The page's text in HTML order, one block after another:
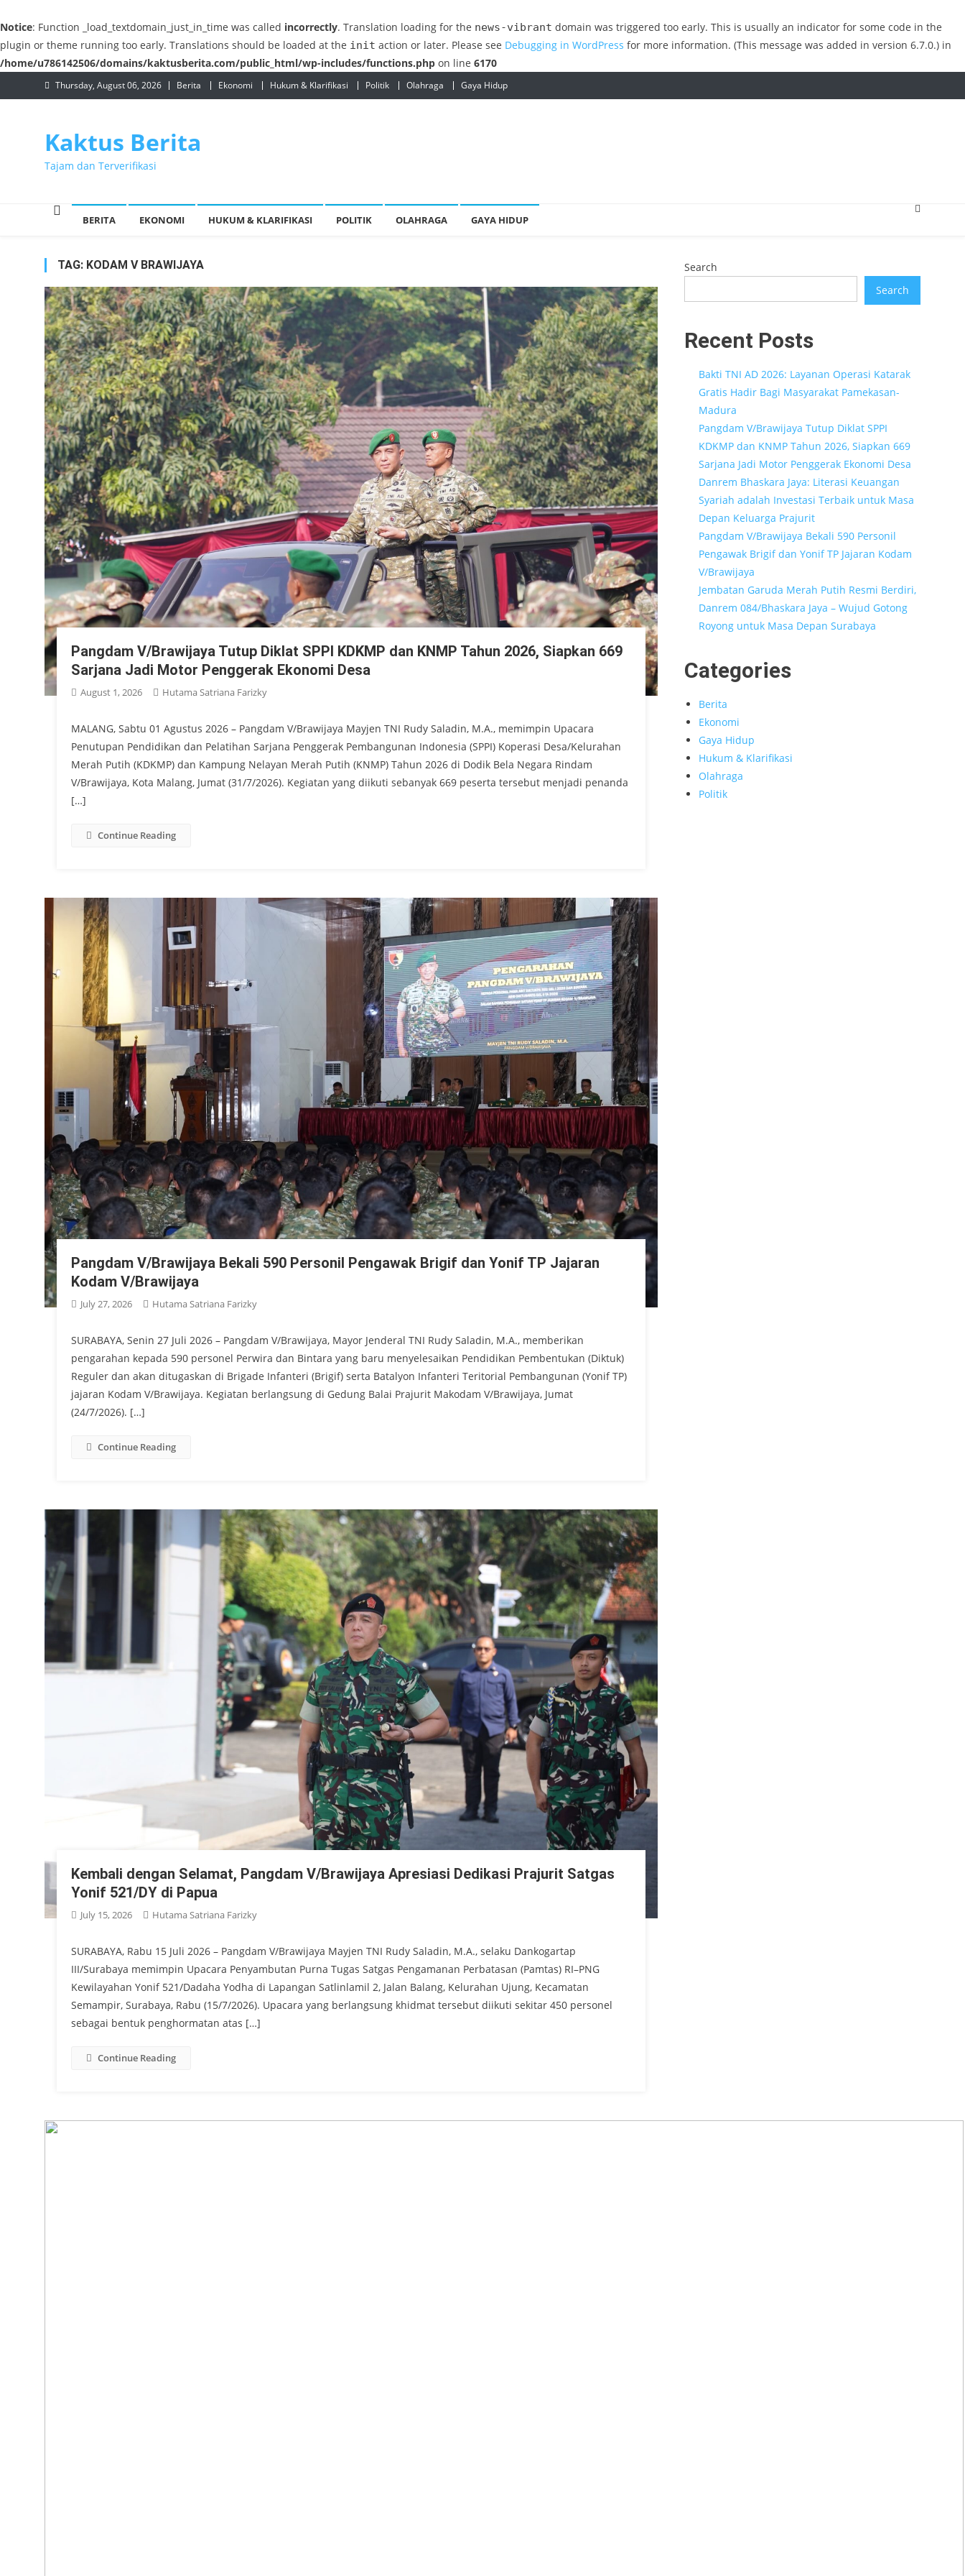
Notice: Function _load_textdomain_just_in_time was called incorrectly. Translation loading for the news-vibrant domain was triggered too early. This is usually an indicator for some code in the
plugin or theme running too early. Translations should be loaded at the init action or later. Please see Debugging in WordPress for more information. (This message was added in version 6.7.0.) in
/home/u786142506/domains/kaktusberita.com/public_html/wp-includes/functions.php on line 6170
to
Thursday, August 06, 2026 Berita Ekonomi Hukum & Klarifikasi Politik Olahraga Gaya Hidup
Kaktus Berita
Tajam dan Terverifikasi
BERITA EKONOMI HUKUM & KLARIFIKASI POLITIK OLAHRAGA GAYA HIDUP
TAG: KODAM V BRAWIJAYA
Pangdam V/Brawijaya Tutup Diklat SPPI KDKMP dan KNMP Tahun 2026, Siapkan 669
Sarjana Jadi Motor Penggerak Ekonomi Desa
August 1, 2026 Hutama Satriana Farizky
MALANG, Sabtu 01 Agustus 2026 – Pangdam V/Brawijaya Mayjen TNI Rudy Saladin, M.A., memimpin Upacara
Penutupan Pendidikan dan Pelatihan Sarjana Penggerak Pembangunan Indonesia (SPPI) Koperasi Desa/Kelurahan
Merah Putih (KDKMP) dan Kampung Nelayan Merah Putih (KNMP) Tahun 2026 di Dodik Bela Negara Rindam
V/Brawijaya, Kota Malang, Jumat (31/7/2026). Kegiatan yang diikuti sebanyak 669 peserta tersebut menjadi penanda
[…]
Continue Reading
Pangdam V/Brawijaya Bekali 590 Personil Pengawak Brigif dan Yonif TP Jajaran
Kodam V/Brawijaya
July 27, 2026 Hutama Satriana Farizky
SURABAYA, Senin 27 Juli 2026 – Pangdam V/Brawijaya, Mayor Jenderal TNI Rudy Saladin, M.A., memberikan
pengarahan kepada 590 personel Perwira dan Bintara yang baru menyelesaikan Pendidikan Pembentukan (Diktuk)
Reguler dan akan ditugaskan di Brigade Infanteri (Brigif) serta Batalyon Infanteri Teritorial Pembangunan (Yonif TP)
jajaran Kodam V/Brawijaya. Kegiatan berlangsung di Gedung Balai Prajurit Makodam V/Brawijaya, Jumat
(24/7/2026). […]
Continue Reading
Kembali dengan Selamat, Pangdam V/Brawijaya Apresiasi Dedikasi Prajurit Satgas
Yonif 521/DY di Papua
July 15, 2026 Hutama Satriana Farizky
SURABAYA, Rabu 15 Juli 2026 – Pangdam V/Brawijaya Mayjen TNI Rudy Saladin, M.A., selaku Dankogartap
III/Surabaya memimpin Upacara Penyambutan Purna Tugas Satgas Pengamanan Perbatasan (Pamtas) RI–PNG
Kewilayahan Yonif 521/Dadaha Yodha di Lapangan Satlinlamil 2, Jalan Balang, Kelurahan Ujung, Kecamatan
Semampir, Surabaya, Rabu (15/7/2026). Upacara yang berlangsung khidmat tersebut diikuti sekitar 450 personel
sebagai bentuk penghormatan atas […]
Continue Reading
Search
Search
Recent Posts
Bakti TNI AD 2026: Layanan Operasi Katarak
Gratis Hadir Bagi Masyarakat Pamekasan-
Madura
Pangdam V/Brawijaya Tutup Diklat SPPI
KDKMP dan KNMP Tahun 2026, Siapkan 669
Sarjana Jadi Motor Penggerak Ekonomi Desa
Danrem Bhaskara Jaya: Literasi Keuangan
Syariah adalah Investasi Terbaik untuk Masa
Depan Keluarga Prajurit
Pangdam V/Brawijaya Bekali 590 Personil
Pengawak Brigif dan Yonif TP Jajaran Kodam
V/Brawijaya
Jembatan Garuda Merah Putih Resmi Berdiri,
Danrem 084/Bhaskara Jaya – Wujud Gotong
Royong untuk Masa Depan Surabaya
Categories
Berita
Ekonomi
Gaya Hidup
Hukum & Klarifikasi
Olahraga
Politik